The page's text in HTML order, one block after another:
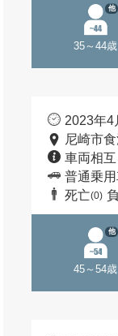
35～44歳
他
2023年4
尼崎市
車両相
普通乗用
死亡(0)
45～54歳
他